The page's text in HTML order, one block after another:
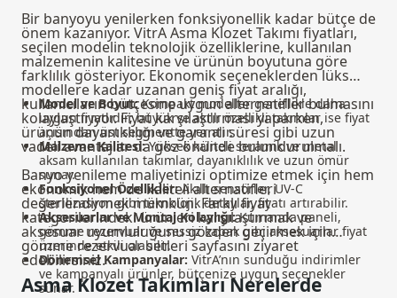
Bir banyoyu yenilerken fonksiyonellik kadar bütçe de
önem kazanıyor. VitrA Asma Klozet Takımı fiyatları,
seçilen modelin teknolojik özelliklerine, kullanılan
malzemenin kalitesine ve ürünün boyutuna göre
farklılık gösteriyor. Ekonomik seçeneklerden lüks
modellere kadar uzanan geniş fiyat aralığı,
kullanıcıların bütçesine uygun alternatifler bulmasını
kolaylaştırıyor. Fiyat karşılaştırması yaparken,
ürünün dayanıklılığı ve garanti süresi gibi uzun
vadeli avantajlar da göz önünde bulundurulmalı.
Model ve Boyut:Kompakt modeller genellikle daha
uygun fiyatlıdır; büyük ve akıllı özellikli takımlar ise fiyat
açısından üst segmentte yer alır.
Malzeme Kalitesi:Yüksek kaliteli seramik ve metal
aksam kullanılan takımlar, dayanıklılık ve uzun ömür
sunar.
Fonksiyonel Özellikler:Akıllı sensörler, UV-C
sterilizasyon gibi teknolojik detaylar, fiyatı artırabilir.
Aksesuarlar ve Montaj Kolaylığı:Kumanda paneli,
gömme rezervuar ve sessiz kapak gibi aksesuarlar fiyat
üzerinde etkili olabilir.
Dönemsel Kampanyalar: VitrA’nın sunduğu indirimler
ve kampanyalı ürünler, bütçenize uygun seçenekler
sunar.
Banyo yenileme maliyetinizi optimize etmek için hem
ekonomik hem de kaliteli alternatifleri
değerlendirmek mümkün. Farklı fiyat
kategorilerindeki ürünleri karşılaştırmak ve
aksesuar uyumluluğunu gözden geçirmek için
gömme rezervuar setlerisayfasını ziyaret
edebilirsiniz.
Asma Klozet Takımları Nerelerde